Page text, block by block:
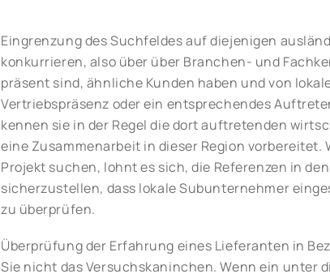
Eingrenzung des Suchfeldes auf diejenigen
konkurrieren, also über über Branchen- und
präsent sind, ähnliche Kunden haben und von
Vertriebspräsenz oder ein entsprechendes
kennen sie in der Regel die dort auftretenden
eine Zusammenarbeit in dieser Region
Projekt suchen, lohnt es sich, die Referenzen in
sicherzustellen, dass lokale Subunternehmer
zu überprüfen.
Überprüfung der Erfahrung eines Lieferanten in
Sie nicht das Versuchskaninchen. Wenn ein unter